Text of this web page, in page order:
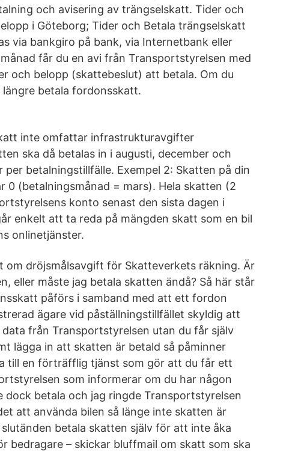
och avisering av trängselskatt. Tider och
i Göteborg; Tider och Betala trängselskatt
via bankgiro på bank, via Internetbank eller
får du en avi från Transportstyrelsen med
och belopp (skattebeslut) att betala. Om du
betala fordonsskatt.
inte omfattar infrastrukturavgifter
ska då betalas in i augusti, december och
betalningstillfälle. Exempel 2: Skatten på din
0 (betalningsmånad = mars). Hela skatten (2
konto senast den sista dagen i
enkelt att ta reda på mängden skatt som en bil
onlinetjänster.
dröjsmålsavgift för Skatteverkets räkning. Är
eller måste jag betala skatten ändå? Så här står
påförs i samband med att ett fordon
ägare vid påställningstillfället skyldig att
från Transportstyrelsen utan du får själv
lägga in att skatten är betald så påminner
till en förträfflig tjänst som gör att du får ett
som informerar om du har någon
betala och jag ringde Transportstyrelsen
att använda bilen så länge inte skatten är
betala skatten själv för att inte åka
bedragare – skickar bluffmail om skatt som ska